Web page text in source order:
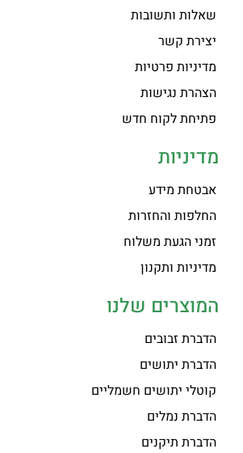
שאלות ותשובות
יצירת קשר
מדיניות פרטיות
הצהרת נגישות
פתיחת לקוח חדש
מדיניות
אבטחת מידע
החלפות והחזרות
זמני הגעת משלוח
מדיניות ותקנון
המוצרים שלנו
הדברת זבובים
הדברת יתושים
קוטלי יתושים חשמליים
הדברת נמלים
הדברת תיקנים